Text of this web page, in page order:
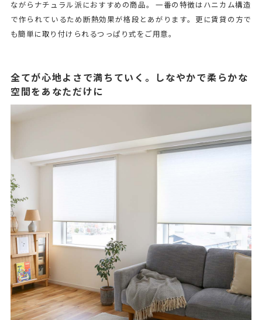
ながらナチュラル派におすすめの商品。 一番の特徴はハニカム構造
で作られているため断熱効果が格段とあがります。更に賃貸の方で
も簡単に取り付けられるつっぱり式をご用意。
全てが心地よさで満ちていく。しなやかで柔らかな
空間をあなただけに